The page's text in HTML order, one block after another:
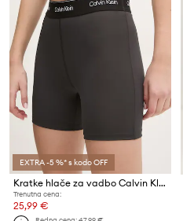
EXTRA -5 %* s kodo OFF
Kratke hlače za vadbo Calvin Klein Performance
Trenutna cena:
25,99 €